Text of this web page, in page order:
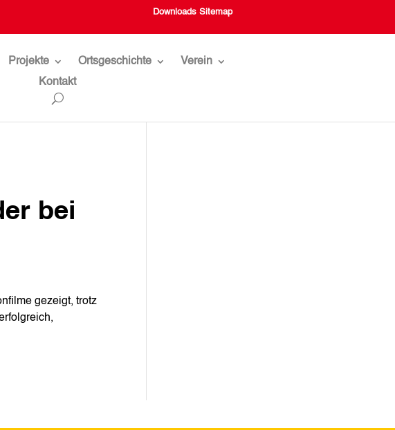
Downloads Sitemap
Projekte Ortsgeschichte
Verein
Kontakt
bei
gezeigt, trotz